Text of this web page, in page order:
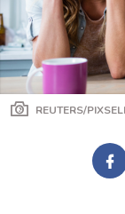
REUTERS/